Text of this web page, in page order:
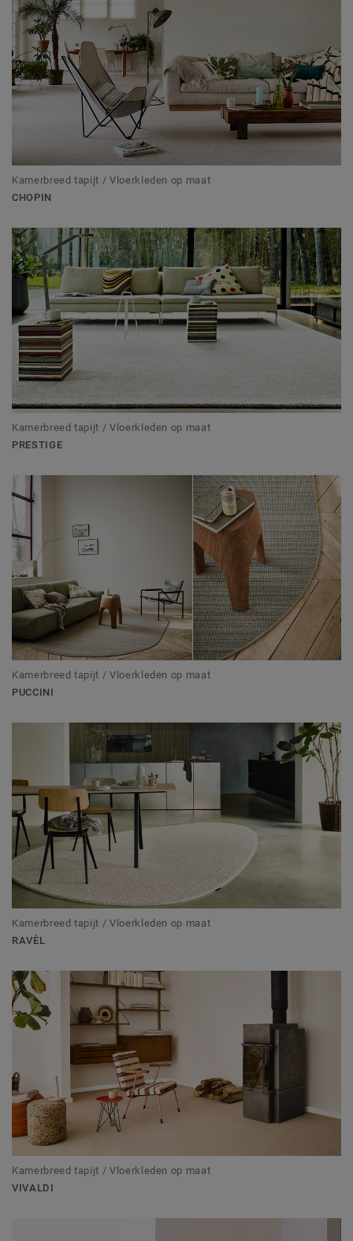
Kamerbreed tapijt / Vloerkleden op maat
CHOPIN
Kamerbreed tapijt / Vloerkleden op maat
PRESTIGE
Kamerbreed tapijt / Vloerkleden op maat
PUCCINI
Kamerbreed tapijt / Vloerkleden op maat
RAVÈL
Kamerbreed tapijt / Vloerkleden op maat
VIVALDI